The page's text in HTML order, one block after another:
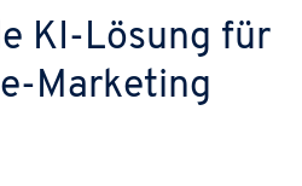
KI-Lösung für
Marketing